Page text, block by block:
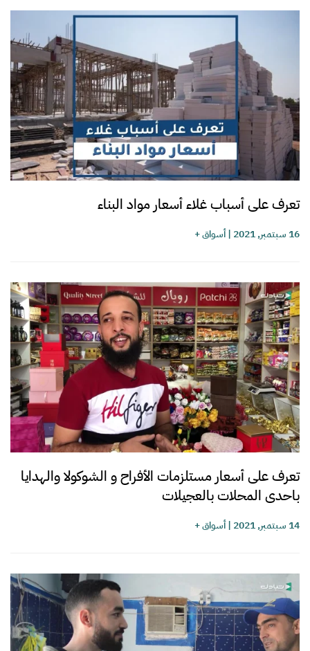
تعرف على أسباب غلاء أسعار مواد البناء
16 سبتمبر, 2021 |أسواق +
تعرف على أسعار مستلزمات الأفراح و الشوكولا والهدايا
باحدى المحلات بالعجيلات
14 سبتمبر, 2021 |أسواق +